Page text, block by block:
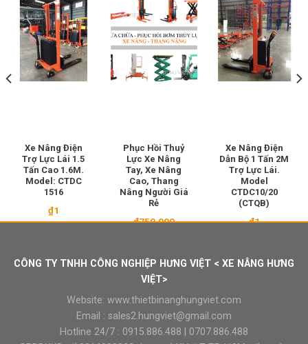
Xe Nâng Điện
Trợ Lực Lái 1.5
Tấn Cao 1.6M.
Model: CTDC
1516
₫1
Phục Hồi Thuỷ
Lực Xe Nâng
Tay, Xe Nâng
Cao, Thang
Nâng Người Giá
Rẻ
₫750.000
Xe Nâng Điện
Dẫn Bộ 1 Tấn 2M
Trợ Lực Lái.
Model
CTDC10/20
(CTQB)
₫1
CÔNG TY TNHH CÔNG NGHIỆP HƯNG VIỆT < XE NÂNG HƯNG
VIỆT>
Website: www.thietbinanghungviet.com
Email : sales2.hungviet@gmail.com
Hotline 24/7 : 0915.886.488
0707.886.488